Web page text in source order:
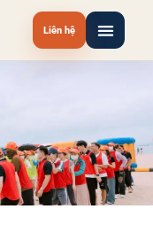
Liên hệ